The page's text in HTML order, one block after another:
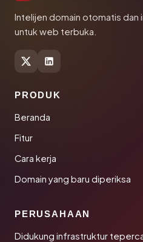
Intelijen domain otomatis dan
untuk web terbuka.
PRODUK
Beranda
Fitur
Cara kerja
Domain yang baru diperiksa
PERUSAHAAN
Didukung infrastruktur